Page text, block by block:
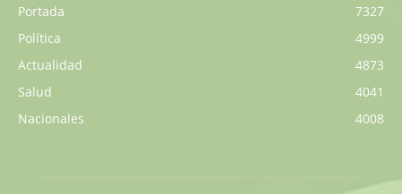
Portada
7327
Política
4999
Actualidad
4873
Salud
4041
Nacionales
4008